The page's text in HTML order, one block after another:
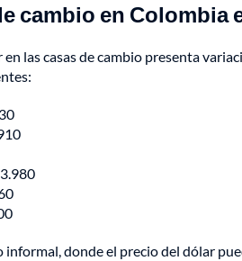
cambio en Colombia
las casas de cambio presenta
donde el precio del dólar